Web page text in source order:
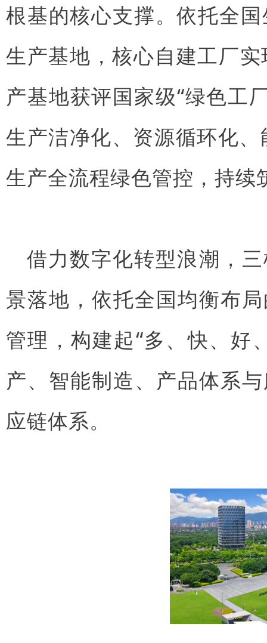
根基的核心支撑。依托全
生产基地，核心自建工厂
产基地获评国家级“绿色工
生产洁净化、资源循环化
生产全流程绿色管控，持续
借力数字化转型浪潮，
景落地，依托全国均衡布
管理，构建起“多、快、好
产、智能制造、产品体系
应链体系。